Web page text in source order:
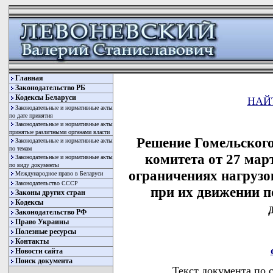
Главная
Законодательство РБ
Кодексы Беларуси
Законодательные и нормативные акты
по дате принятия
Законодательные и нормативные акты
принятые различными органами власти
Законодательные и нормативные акты
по темам
Законодательные и нормативные акты
по виду документы
Международное право в Беларуси
Законодательство СССР
Законы других стран
Кодексы
Законодательство РФ
Право Украины
Полезные ресурсы
Контакты
Новости сайта
Поиск документа
Решение
комитета от 27
ограничениях
при их движении
Текст документа по